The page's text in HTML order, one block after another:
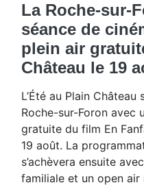
La Roche-sur-
séance de
plein air
Château le 19
L’Été au Plain Château
Roche-sur-Foron avec
gratuite du film En
19 août. La
s’achèvera ensuite
familiale et un open air